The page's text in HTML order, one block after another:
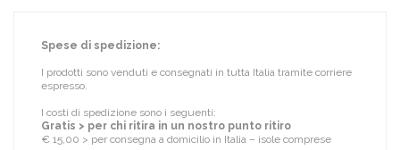
Spese di spedizione:
I prodotti sono venduti e consegnati in tutta Italia tramite corriere
espresso.
I costi di spedizione sono i seguenti:
Gratis > per chi ritira in un nostro punto ritiro
€ 15,00 > per consegna a domicilio in Italia – isole comprese